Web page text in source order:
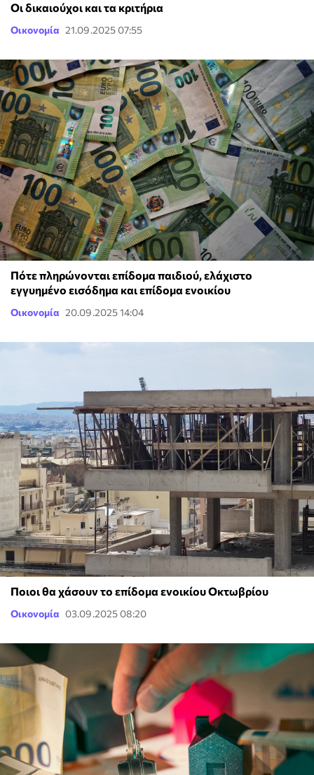
Οι δικαιούχοι και τα κριτήρια
Οικονομία 21.09.2025 07:55
Πότε πληρώνονται επίδομα παιδιού, ελάχιστο
εγγυημένο εισόδημα και επίδομα ενοικίου
Οικονομία 20.09.2025 14:04
Ποιοι θα χάσουν το επίδομα ενοικίου Οκτωβρίου
Οικονομία 03.09.2025 08:20